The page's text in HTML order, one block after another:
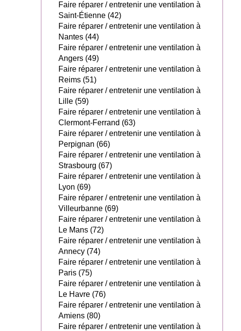
Faire réparer / entretenir une ventilation à
Saint-Étienne (42)
Faire réparer / entretenir une ventilation à
Nantes (44)
Faire réparer / entretenir une ventilation à
Angers (49)
Faire réparer / entretenir une ventilation à
Reims (51)
Faire réparer / entretenir une ventilation à
Lille (59)
Faire réparer / entretenir une ventilation à
Clermont-Ferrand (63)
Faire réparer / entretenir une ventilation à
Perpignan (66)
Faire réparer / entretenir une ventilation à
Strasbourg (67)
Faire réparer / entretenir une ventilation à
Lyon (69)
Faire réparer / entretenir une ventilation à
Villeurbanne (69)
Faire réparer / entretenir une ventilation à
Le Mans (72)
Faire réparer / entretenir une ventilation à
Annecy (74)
Faire réparer / entretenir une ventilation à
Paris (75)
Faire réparer / entretenir une ventilation à
Le Havre (76)
Faire réparer / entretenir une ventilation à
Amiens (80)
Faire réparer / entretenir une ventilation à